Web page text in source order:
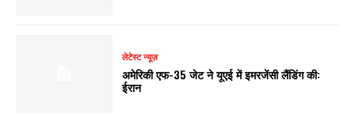
लेटेस्ट न्यूज़
अमेरिकी एफ-35 जेट ने यूएई में इमरजेंसी लैंडिंग की:
ईरान